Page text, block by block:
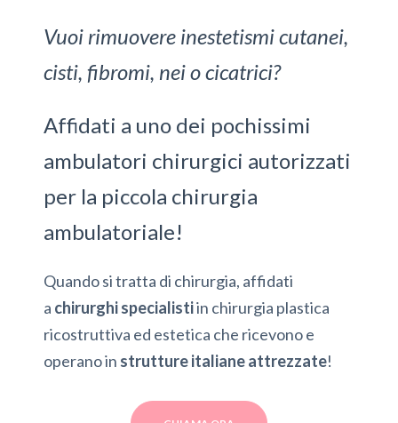
Vuoi rimuovere inestetismi cutanei,
cisti, fibromi, nei o cicatrici?
Affidati a uno dei pochissimi
ambulatori chirurgici autorizzati
per la piccola chirurgia
ambulatoriale!
Quando si tratta di chirurgia, affidati
a chirurghi specialistiin chirurgia plastica
ricostruttiva ed estetica che ricevono e
operano in strutture italiane attrezzate!